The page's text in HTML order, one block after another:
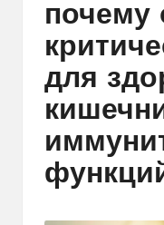
почему
для